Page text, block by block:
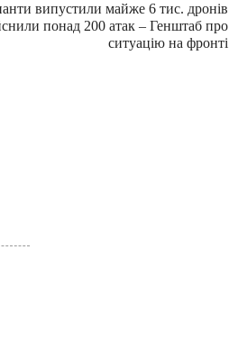
випустили майже 6 тис. дронів
понад 200 атак – Генштаб про
ситуацію на фронті